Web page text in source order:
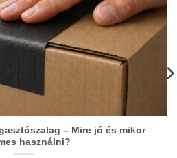
– Mire jó és mikor
használni?